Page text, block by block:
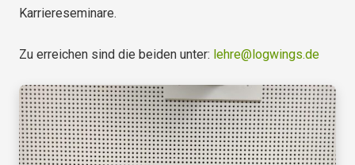
Karriereseminare.
Zu erreichen sind die beiden unter: lehre@logwings.de